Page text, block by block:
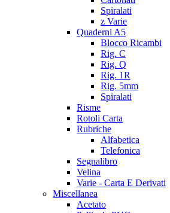
Spiralati
z Varie
Quaderni A5
Blocco Ricambi
Rig. C
Rig. Q
Rig. 1R
Rig. 5mm
Spiralati
Risme
Rotoli Carta
Rubriche
Alfabetica
Telefonica
Segnalibro
Velina
Varie - Carta E Derivati
Miscellanea
Acetato